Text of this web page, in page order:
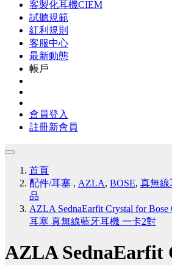
客製化耳機CIEM
試聽規範
紅利規則
客服中心
最新動態
帳戶
會員登入
註冊新會員
首頁
配件/耳塞 , AZLA, BOSE, 真無線
品
AZLA SednaEarfit Crystal for
耳塞 真無線藍牙耳機 一卡2對
AZLA SednaEarfit